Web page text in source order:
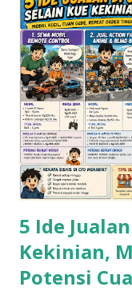
5 Ide
Kekinian,
Potensi